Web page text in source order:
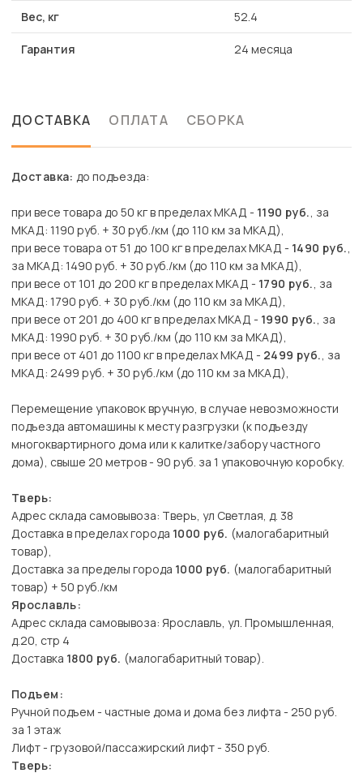
Вес, кг 52.4
Гарантия 24 месяца
ДОСТАВКА ОПЛАТА СБОРКА
Доставка: до подъезда:
при весе товара до 50 кг в пределах МКАД - 1190 руб., за
МКАД: 1190 руб. + 30 руб./км (до 110 км за МКАД),
при весе товара от 51 до 100 кг в пределах МКАД - 1490 руб.,
за МКАД: 1490 руб. + 30 руб./км (до 110 км за МКАД),
при весе от 101 до 200 кг в пределах МКАД - 1790 руб., за
МКАД: 1790 руб. + 30 руб./км (до 110 км за МКАД),
при весе от 201 до 400 кг в пределах МКАД - 1990 руб., за
МКАД: 1990 руб. + 30 руб./км (до 110 км за МКАД),
при весе от 401 до 1100 кг в пределах МКАД - 2499 руб., за
МКАД: 2499 руб. + 30 руб./км (до 110 км за МКАД),
Перемещение упаковок вручную, в случае невозможности
подъезда автомашины к месту разгрузки (к подъезду
многоквартирного дома или к калитке/забору частного
дома), свыше 20 метров - 90 руб. за 1 упаковочную коробку.
Тверь:
Адрес склада самовывоза: Тверь, ул Светлая, д. 38
Доставка в пределах города 1000 руб. (малогабаритный
товар),
Доставка за пределы города 1000 руб. (малогабаритный
товар) + 50 руб./км
Ярославль:
Адрес склада самовывоза: Ярославль, ул. Промышленная,
д.20, стр 4
Доставка 1800 руб. (малогабаритный товар).
Подъем:
Ручной подъем - частные дома и дома без лифта - 250 руб.
за 1 этаж
Лифт - грузовой/пассажирский лифт - 350 руб.
Тверь: